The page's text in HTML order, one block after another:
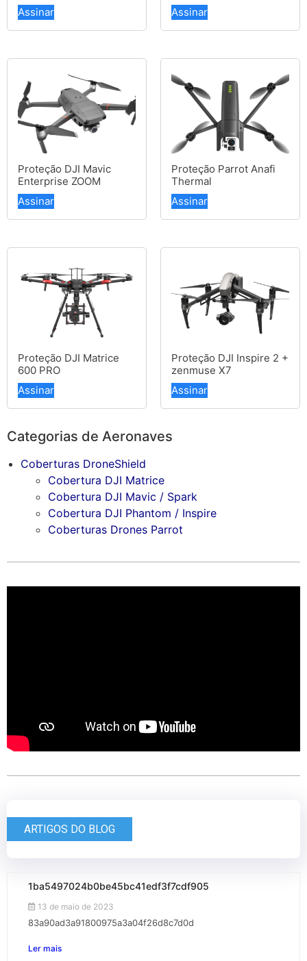
Assinar Assinar
Proteção DJI Mavic
Enterprise ZOOM
Assinar
Proteção Parrot Anafi
Thermal
Assinar
Proteção DJI Matrice
600 PRO
Assinar
Proteção DJI Inspire 2 +
zenmuse X7
Assinar
Categorias de Aeronaves
Coberturas DroneShield
Cobertura DJI Matrice
Cobertura DJI Mavic / Spark
Cobertura DJI Phantom / Inspire
Coberturas Drones Parrot
ARTIGOS DO BLOG
1ba5497024b0be45bc41edf3f7cdf905
13 de maio de 2023
83a90ad3a91800975a3a04f26d8c7d0d
Ler mais